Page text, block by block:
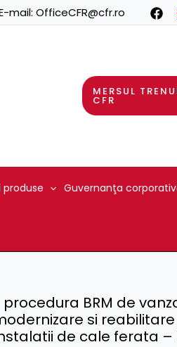
mail: OfficeCFR@cfr.ro
MERSUL
CFR
produse Guvernanţa
BRM de
si
de cale ferata –